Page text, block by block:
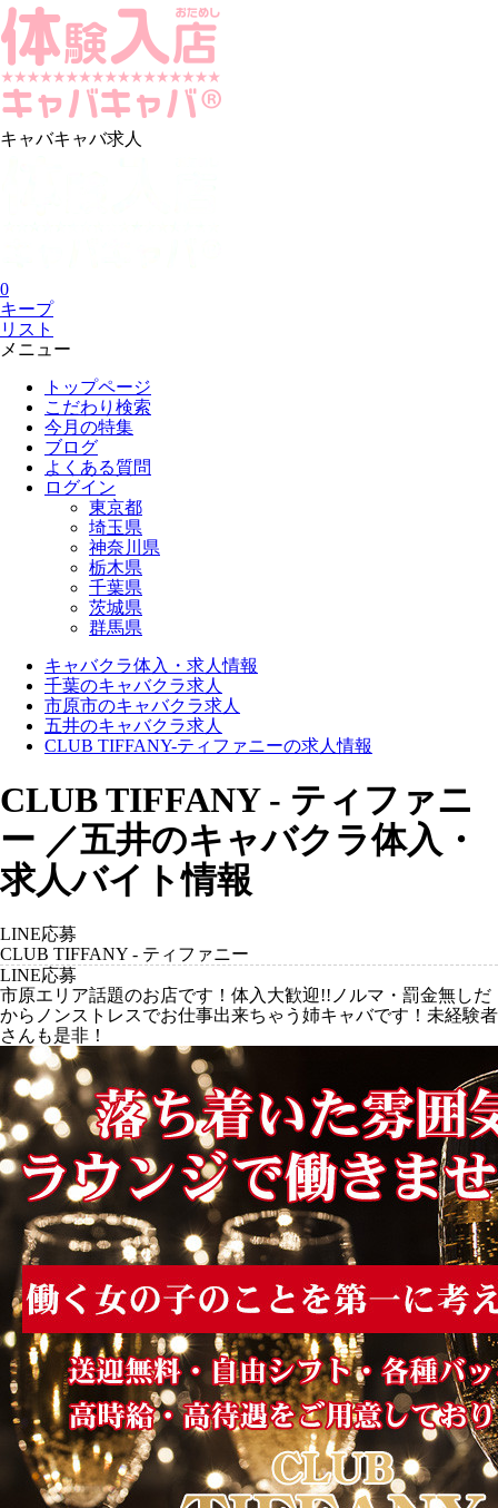
キャバキャバ求人
0
キープ
リスト
メニュー
トップページ
こだわり検索
今月の特集
ブログ
よくある質問
ログイン
東京都
埼玉県
神奈川県
栃木県
千葉県
茨城県
群馬県
キャバクラ体入・求人情報
千葉のキャバクラ求人
市原市のキャバクラ求人
五井のキャバクラ求人
CLUB TIFFANY-ティファニーの求人情報
CLUB TIFFANY - ティファニ
ー ／五井のキャバクラ体入・
求人バイト情報
LINE応募
CLUB TIFFANY - ティファニー
LINE応募
市原エリア話題のお店です！体入大歓迎!!ノルマ・罰金無しだ
からノンストレスでお仕事出来ちゃう姉キャバです！未経験者
さんも是非！